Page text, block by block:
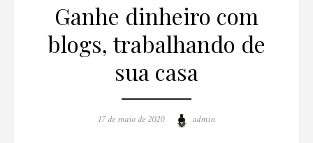
Ganhe dinheiro com
blogs, trabalhando de
sua casa
Posted
17 de maio de 2020 Author
admin